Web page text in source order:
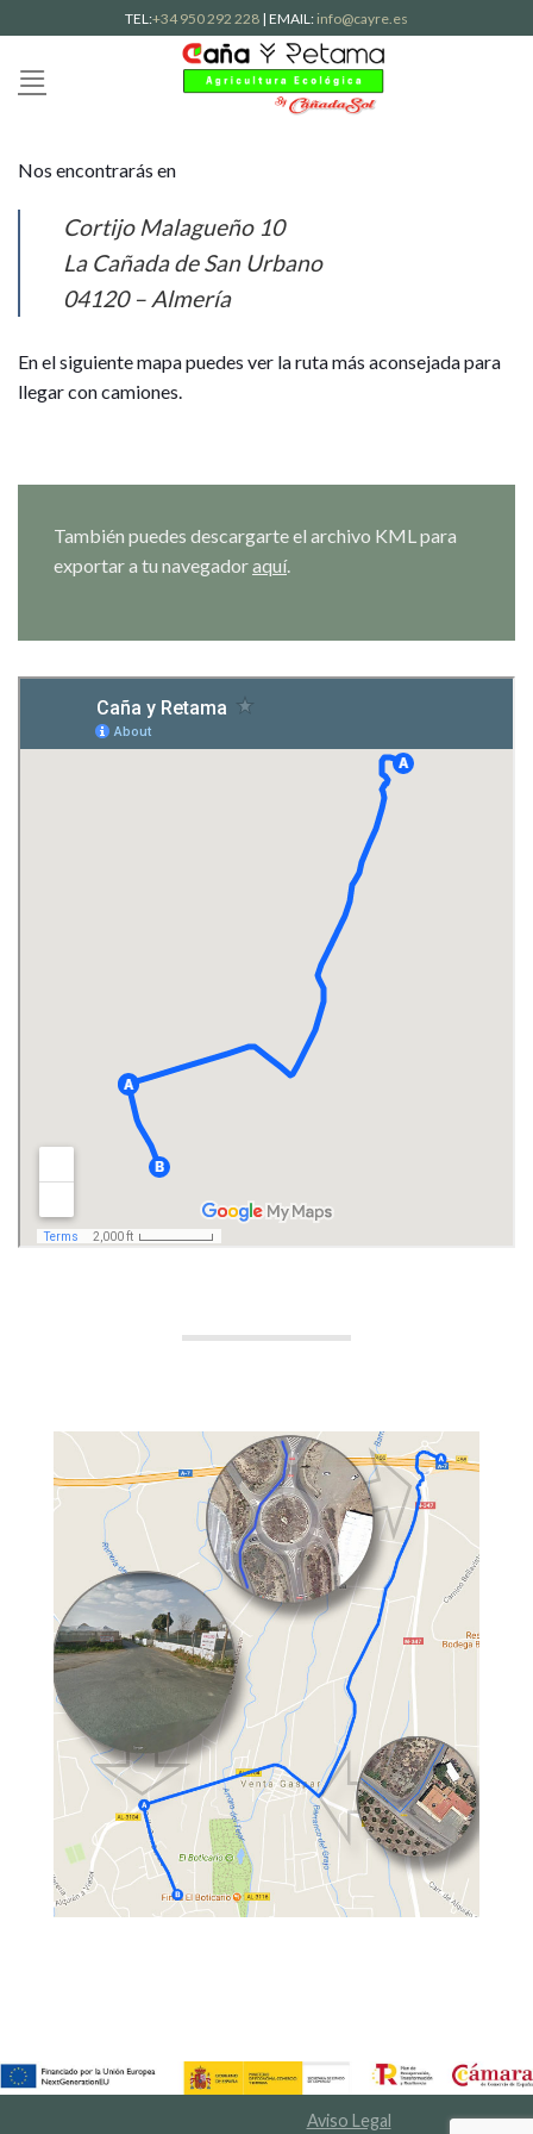
content
TEL:+34 950 292 228 | EMAIL: info@cayre.es
Nos encontrarás en
Cortijo Malagueño 10
La Cañada de San Urbano
04120 – Almería
En el siguiente mapa puedes ver la ruta más aconsejada para
llegar con camiones.
También puedes descargarte el archivo KML para
exportar a tu navegadoraquí.
Aviso Legal